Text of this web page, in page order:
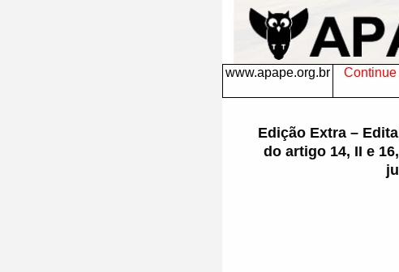
www.apape.org.br
Continue
Edição Extra –
do artigo 14, II e